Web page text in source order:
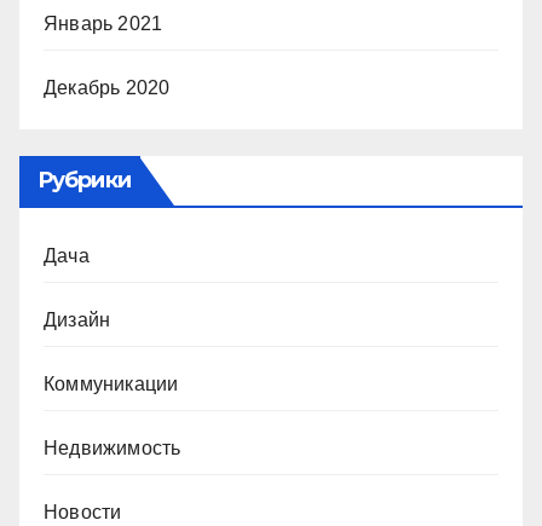
Январь 2021
Декабрь 2020
Рубрики
Дача
Дизайн
Коммуникации
Недвижимость
Новости